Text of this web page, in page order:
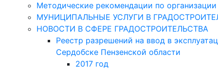
Методические рекомендации по
МУНИЦИПАЛЬНЫЕ УСЛУГИ В
НОВОСТИ В СФЕРЕ ГРАДОСТРОИТЕЛЬСТВА
Реестр разрешений на ввод в
Сердобске Пензенской области
2017 год